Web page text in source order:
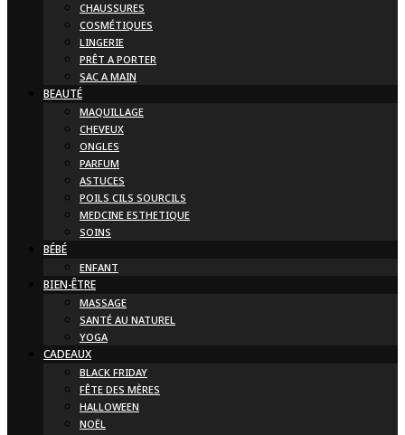
CHAUSSURES
COSMÉTIQUES
LINGERIE
PRÊT A PORTER
SAC A MAIN
BEAUTÉ
MAQUILLAGE
CHEVEUX
ONGLES
PARFUM
ASTUCES
POILS CILS SOURCILS
MEDCINE ESTHETIQUE
SOINS
BÉBÉ
ENFANT
BIEN-ÊTRE
MASSAGE
SANTÉ AU NATUREL
YOGA
CADEAUX
BLACK FRIDAY
FÊTE DES MÈRES
HALLOWEEN
NOËL